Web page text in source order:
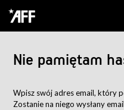
Nie pamiętam
Wpisz swój adres email, który
Zostanie na niego wysłany